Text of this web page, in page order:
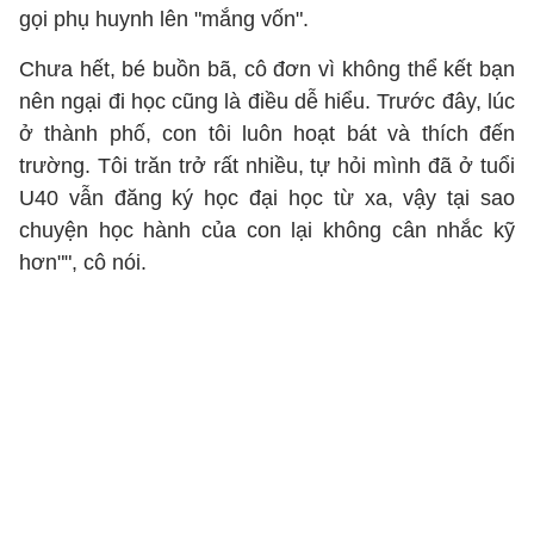
gọi phụ huynh lên "mắng vốn".
Chưa hết, bé buồn bã, cô đơn vì không thể kết bạn
nên ngại đi học cũng là điều dễ hiểu. Trước đây, lúc
ở thành phố, con tôi luôn hoạt bát và thích đến
trường. Tôi trăn trở rất nhiều, tự hỏi mình đã ở tuổi
U40 vẫn đăng ký học đại học từ xa, vậy tại sao
chuyện học hành của con lại không cân nhắc kỹ
hơn"", cô nói.